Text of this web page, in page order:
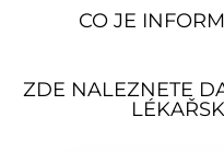
CO JE
ZDE NALEZNETE